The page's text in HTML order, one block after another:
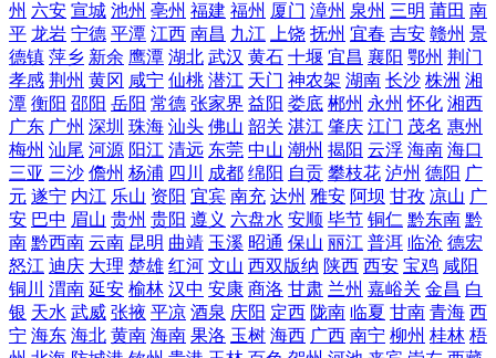
州 六安 宣城 池州 亳州 福建 福州 厦门 漳州 泉州 三明 莆田 南
平 龙岩 宁德 平潭 江西 南昌 九江 上饶 抚州 宜春 吉安 赣州 景
德镇 萍乡 新余 鹰潭 湖北 武汉 黄石 十堰 宜昌 襄阳 鄂州 荆门
孝感 荆州 黄冈 咸宁 仙桃 潜江 天门 神农架 湖南 长沙 株洲 湘
潭 衡阳 邵阳 岳阳 常德 张家界 益阳 娄底 郴州 永州 怀化 湘西
广东 广州 深圳 珠海 汕头 佛山 韶关 湛江 肇庆 江门 茂名 惠州
梅州 汕尾 河源 阳江 清远 东莞 中山 潮州 揭阳 云浮 海南 海口
三亚 三沙 儋州 杨浦 四川 成都 绵阳 自贡 攀枝花 泸州 德阳 广
元 遂宁 内江 乐山 资阳 宜宾 南充 达州 雅安 阿坝 甘孜 凉山 广
安 巴中 眉山 贵州 贵阳 遵义 六盘水 安顺 毕节 铜仁 黔东南 黔
南 黔西南 云南 昆明 曲靖 玉溪 昭通 保山 丽江 普洱 临沧 德宏
怒江 迪庆 大理 楚雄 红河 文山 西双版纳 陕西 西安 宝鸡 咸阳
铜川
渭南 延安 榆林 汉中 安康 商洛 甘肃 兰州 嘉峪关 金昌 白
银 天水 武威 张掖 平凉 酒泉 庆阳 定西 陇南 临夏 甘南 青海 西
宁 海东 海北 黄南 海南 果洛 玉树 海西 广西 南宁 柳州 桂林 梧